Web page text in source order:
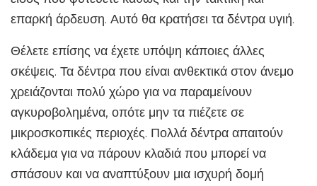
επαρκή άρδευση. Αυτό θα κρατήσει τα δέντρα υγιή.
Θέλετε επίσης να έχετε υπόψη κάποιες άλλες
σκέψεις. Τα δέντρα που είναι ανθεκτικά στον άνεμο
χρειάζονται πολύ χώρο για να παραμείνουν
αγκυροβολημένα, οπότε μην τα πιέζετε σε
μικροσκοπικές περιοχές. Πολλά δέντρα απαιτούν
κλάδεμα για να πάρουν κλαδιά που μπορεί να
σπάσουν και να αναπτύξουν μια ισχυρή δομή